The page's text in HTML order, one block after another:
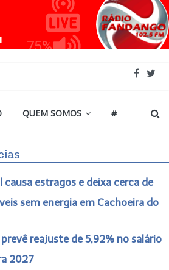
QUEM SOMOS #
causa estragos e deixa cerca de
sem energia em Cachoeira do
reajuste de 5,92% no salário
2027